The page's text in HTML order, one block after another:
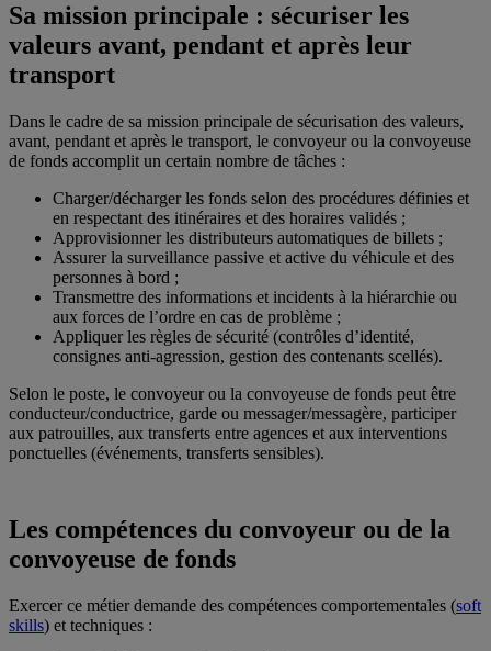
Sa mission principale : sécuriser les
valeurs avant, pendant et après leur
transport
Dans le cadre de sa mission principale de sécurisation des valeurs,
avant, pendant et après le transport, le convoyeur ou la convoyeuse
de fonds accomplit un certain nombre de tâches :
Charger/décharger les fonds selon des procédures définies et
en respectant des itinéraires et des horaires validés ;
Approvisionner les distributeurs automatiques de billets ;
Assurer la surveillance passive et active du véhicule et des
personnes à bord ;
Transmettre des informations et incidents à la hiérarchie ou
aux forces de l’ordre en cas de problème ;
Appliquer les règles de sécurité (contrôles d’identité,
consignes anti-agression, gestion des contenants scellés).
Selon le poste, le convoyeur ou la convoyeuse de fonds peut être
conducteur/conductrice, garde ou messager/messagère, participer
aux patrouilles, aux transferts entre agences et aux interventions
ponctuelles (événements, transferts sensibles).
Les compétences du convoyeur ou de la
convoyeuse de fonds
Exercer ce métier demande des compétences comportementales (soft
skills) et techniques :